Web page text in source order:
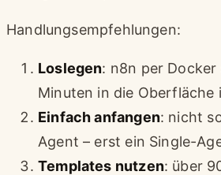
Handlungsempfehlungen:
Loslegen: n8n per
Minuten in die Oberfläche
Einfach anfangen: nicht
Agent – erst ein Single-
Templates nutzen: über